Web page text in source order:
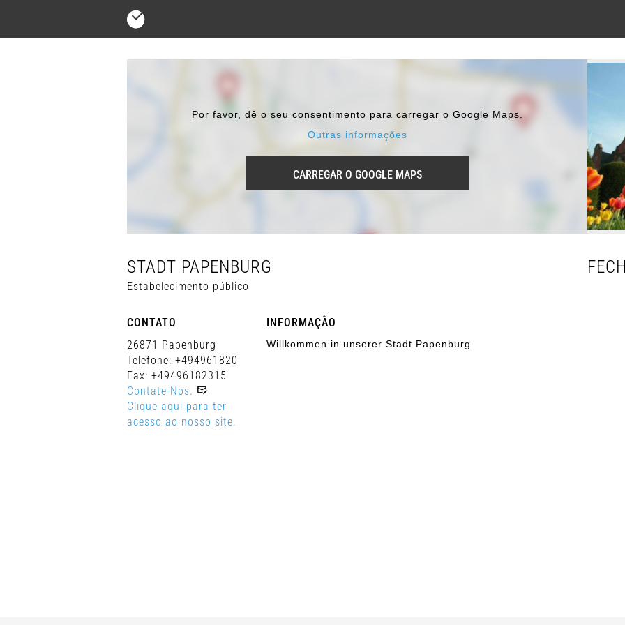
Por favor, dê o seu consentimento para carregar o Google Maps.
Outras informações
CARREGAR O GOOGLE MAPS
STADT PAPENBURG
Estabelecimento público
CONTATO
26871 Papenburg
Telefone: +494961820
Fax: +49496182315
Contate-Nos.
Clique aqui para ter
acesso ao nosso site.
INFORMAÇÃO
Willkommen in unserer Stadt Papenburg